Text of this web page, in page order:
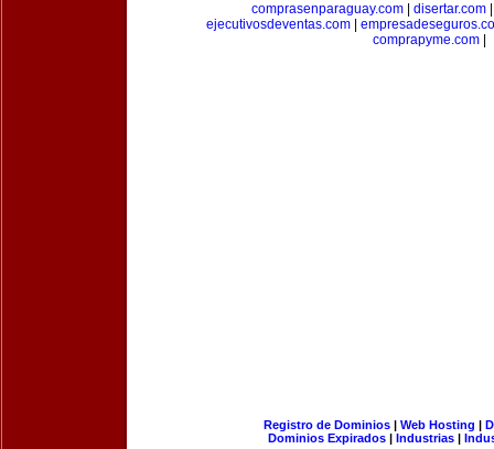
comprasenparaguay.com
disertar.com
ejecutivosdeventas.com
comprapyme.com|
Registro de Dominios| Web Hosting |
Dominios Expirados | Industrias |